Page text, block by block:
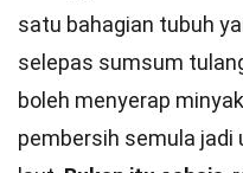
satu bahagian tubuh
selepas sumsum
boleh menyerap
pembersih semula jadi